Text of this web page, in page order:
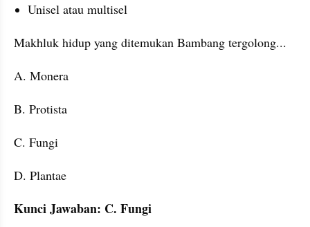
Unisel atau multisel
Makhluk hidup yang ditemukan Bambang tergolong...
A. Monera
B. Protista
C. Fungi
D. Plantae
Kunci Jawaban: C. Fungi